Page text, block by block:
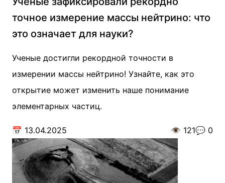
точное измерение массы нейтрино: что
это означает для науки?
Ученые достигли рекордной точности в
измерении массы нейтрино! Узнайте, как это
открытие может изменить наше понимание
элементарных частиц.
📅 13.04.2025 👁️ 121💬 0